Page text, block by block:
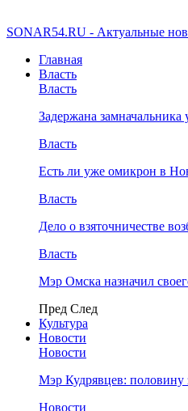
SONAR54.RU - Актуальные
Главная
Власть
Власть
Задержана
Власть
Есть ли уже омикрон в
Власть
Дело о взяточничестве
Власть
Мэр Омска назначил
Пред След
Культура
Новости
Новости
Мэр Кудрявцев: половину
Новости